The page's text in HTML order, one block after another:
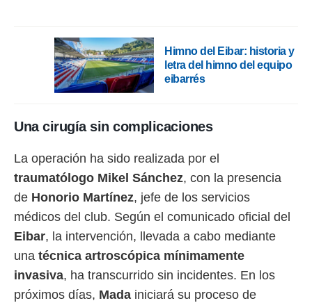
sean
el sitio
se
ni para
aunque
no
Puedes
Himno del Eibar: historia y
letra del himno del equipo
eibarrés
Una cirugía sin complicaciones
La operación ha sido realizada por el
traumatólogo Mikel Sánchez, con la presencia
de Honorio Martínez, jefe de los servicios
médicos del club. Según el comunicado oficial del
Eibar, la intervención, llevada a cabo mediante
una técnica artroscópica mínimamente
invasiva, ha transcurrido sin incidentes. En los
próximos días, Mada iniciará su proceso de